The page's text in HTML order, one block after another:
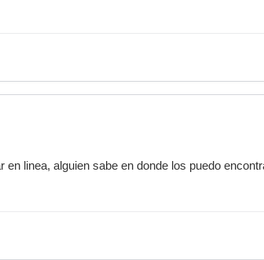
linea, alguien sabe en donde los puedo